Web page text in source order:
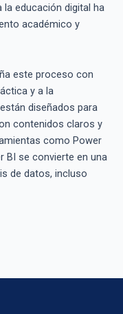
la educación digital ha
académico y
este proceso con
y a la
diseñados para
contenidos claros y
como Power
BI se convierte en una
de datos, incluso